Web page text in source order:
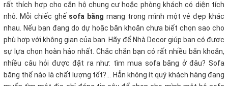
rất thích hợp cho căn hộ chung cư hoặc phòng khách có diện tích
nhỏ. Mỗi chiếc ghế sofa băng mang trong mình một vẻ đẹp khác
nhau. Nếu bạn đang do dự hoặc băn khoăn chưa biết chọn sao cho
phù hợp với không gian của bạn. Hãy để Nhà Decor giúp bạn có được
sự lựa chọn hoàn hảo nhất. Chắc chắn bạn có rất nhiều băn khoăn,
nhiều câu hỏi được đặt ra như: tìm mua sofa băng ở đâu? Sofa
băng thế nào là chất lượng tốt?… Hẳn không ít quý khách hàng đang